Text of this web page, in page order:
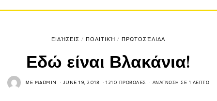
ΕΙΔΉΣΕΙΣ / ΠΟΛΙΤΙΚΉ / ΠΡΩΤΟΣΈΛΙΔΑ
Εδώ είναι Βλακάνια!
ΜΕ MADMIN JUNE 19, 2018 1210 ΠΡΟΒΟΛΈΣ ΑΝΆΓΝΩΣΗ ΣΕ 1 ΛΕΠΤΌ